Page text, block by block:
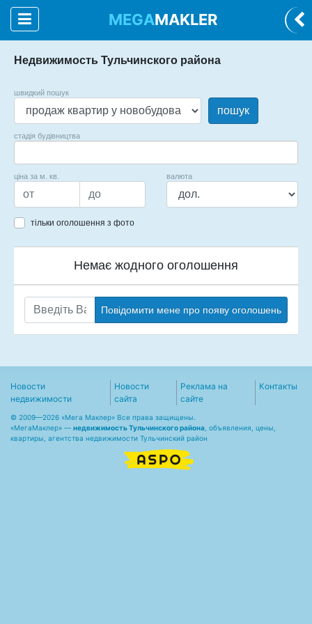
MEGAMAKLER
Недвижимость Тульчинского района
швидкий пошук
пошук
стадія будівництва
ціна за м. кв. валюта
тільки оголошення з фото
Немає жодного оголошення
Повідомити мене про появу оголошень
Новости
недвижимости
Новости
сайта
Реклама на
сайте
Контакты
© 2009—2026 «Мега Маклер» Все права защищены.
«МегаМаклер» — недвижимость Тульчинского района , объявления, цены,
квартиры, агентства недвижимости Тульчинский район